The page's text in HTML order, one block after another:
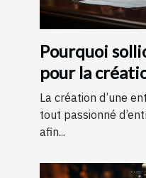
Pourquoi
pour la
entreprise ?
La création d’une
tout passionné
afin...